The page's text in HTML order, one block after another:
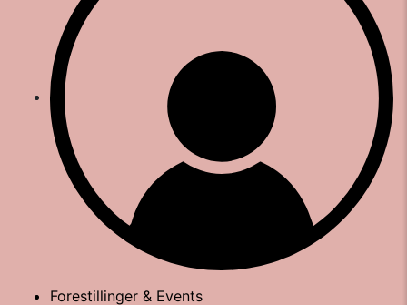
Forestillinger & Events